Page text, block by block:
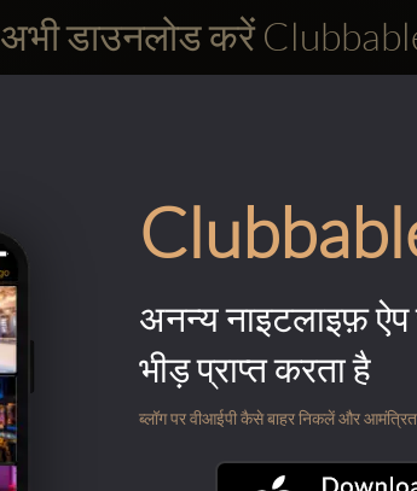
अभी डाउनलोड करें
अनन्य नाइटलाइफ़
भीड़ प्राप्त करता है
ब्लॉग पर वीआईपी कैसे बाहर निकलें और